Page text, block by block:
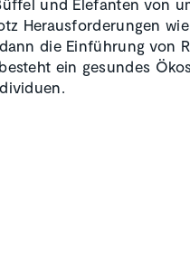
Herausforderungen
die Einführung von
ein gesundes